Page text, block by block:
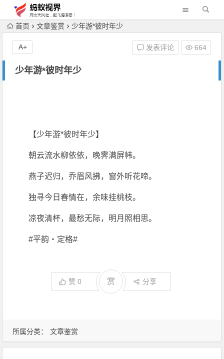
首页 文章鉴赏 少年游*彼时年少
少年游*彼时年少
发表评论 664
A+
所属分类： 文章鉴赏
【少年游*彼时年少】
朝云流水柳依依，晚霁满屏帏。
燕子迟归，乔眉风拂，窗外听花啼。
独寻今日春情在，余味挂桃枝。
凉夜清杯，最愁无际，明月照相思。
#平韵・定格#
赞0 赏 分享